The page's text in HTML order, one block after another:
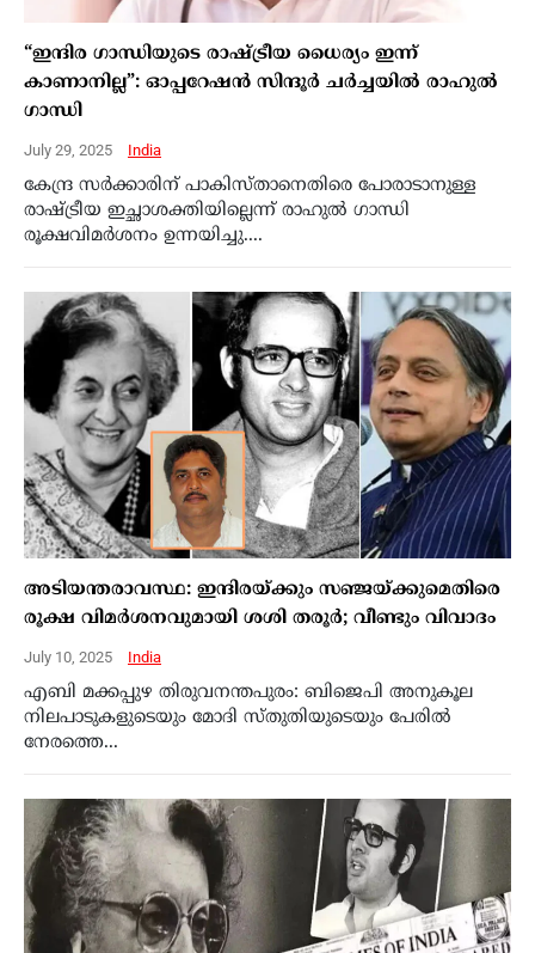
“ഇന്ദിര ഗാന്ധിയുടെ രാഷ്ട്രീയ ധൈര്യം ഇന്ന്
കാണാനില്ല”: ഓപ്പറേഷന്‍ സിന്ദൂര്‍ ചര്‍ച്ചയില്‍ രാഹുല്‍
ഗാന്ധി
July 29, 2025 India
കേന്ദ്ര സര്‍ക്കാരിന് പാകിസ്താനെതിരെ പോരാടാനുള്ള
രാഷ്ട്രീയ ഇച്ഛാശക്തിയില്ലെന്ന് രാഹുല്‍ ഗാന്ധി
രൂക്ഷവിമര്‍ശനം ഉന്നയിച്ചു....
അടിയന്തരാവസ്ഥ: ഇന്ദിരയ്ക്കും സഞ്ജയ്‌ക്കുമെതിരെ
രൂക്ഷ വിമർശനവുമായി ശശി തരൂർ; വീണ്ടും വിവാദം
July 10, 2025 India
എബി മക്കപ്പുഴ തിരുവനന്തപുരം: ബിജെപി അനുകൂല
നിലപാടുകളുടെയും മോദി സ്തുതിയുടെയും പേരിൽ
നേരത്തെ...